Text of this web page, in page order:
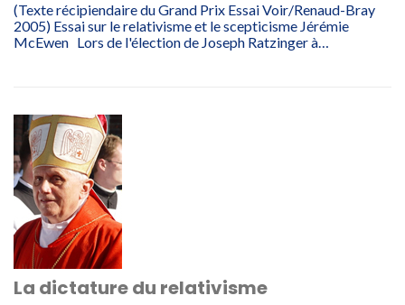
(Texte récipiendaire du Grand Prix Essai Voir/Renaud-Bray
2005) Essai sur le relativisme et le scepticisme Jérémie
McEwen Lors de l'élection de Joseph Ratzinger à…
La dictature du relativisme